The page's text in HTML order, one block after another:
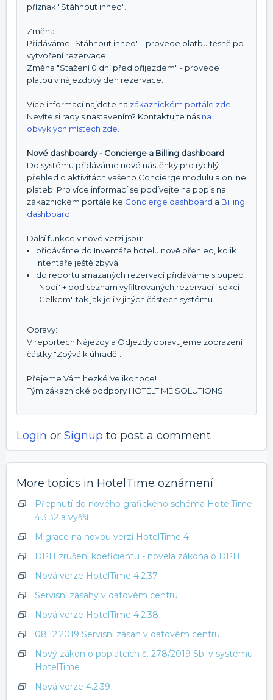
příznak "Stáhnout ihned".
Změna
Přidáváme "Stáhnout ihned" - provede platbu těsně po
vytvoření rezervace.
Změna "Stažení 0 dní před příjezdem" - provede
platbu v nájezdový den rezervace.
Více informací najdete na zákaznickém portále zde.
Nevíte si rady s nastavením? Kontaktujte nás na
obvyklých místech zde.
Nové dashboardy - Concierge a Billing dashboard
Do systému přidáváme nové nástěnky pro rychlý
přehled o aktivitách vašeho Concierge modulu a online
plateb. Pro více informací se podívejte na popis na
zákaznickém portále ke Concierge dashboard a Billing
dashboard.
Další funkce v nové verzi jsou:
přidáváme do Inventáře hotelu nově přehled, kolik
intentáře ještě zbývá.
do reportu smazaných rezervací přidáváme sloupec
"Nocí" + pod seznam vyfiltrovaných rezervací i sekci
"Celkem" tak jak je i v jiných částech systému.
Opravy:
V reportech Nájezdy a Odjezdy opravujeme zobrazení
částky "Zbývá k úhradě".
Přejeme Vám hezké Velikonoce!
Tým zákaznické podpory HOTELTIME SOLUTIONS
Login or Signup to post a comment
More topics in HotelTime oznámení
Přepnutí do nového grafického schéma HotelTime
4.3.32 a vyšší
Migrace na novou verzi HotelTime 4
DPH zrušení koeficientu - novela zákona o DPH
Nová verze HotelTime 4.2.37
Servisní zásahy v datovém centru
Nová verze HotelTime 4.2.38
08.12.2019 Servisní zásah v datovém centru
Nový zákon o poplatcích č. 278/2019 Sb. v systému
HotelTime
Nová verze 4.2.39